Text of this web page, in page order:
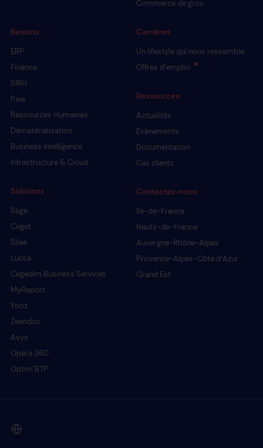
Commerce de gros
Besoins
ERP
Finance
SIRH
Paie
Ressources Humaines
Dématérialisation
Business Intelligence
Infrastructure & Cloud
Solutions
Sage
Cegid
Silae
Lucca
Cegedim Business Services
MyReport
Yooz
Zeendoc
Asys
Opéra 360
Optim’BTP
Carrières
Un lifestyle qui nous ressemble
Offres d’emploi
Ressources
Actualités
Evènements
Documentation
Cas clients
Contactez-nous
Ile-de-France
Hauts-de-France
Auvergne-Rhône-Alpes
Provence-Alpes-Côte d’Azur
Grand Est